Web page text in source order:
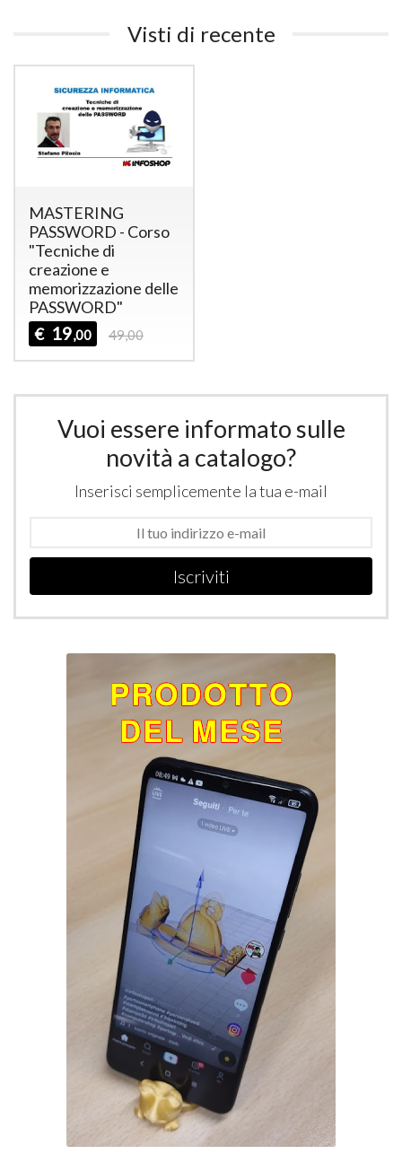
Visti di recente
MASTERING
PASSWORD - Corso
"Tecniche di
creazione e
memorizzazione delle
PASSWORD"
€ 19,00 49,00
Vuoi essere informato sulle
novità a catalogo?
Inserisci semplicemente la tua e-mail
Iscriviti